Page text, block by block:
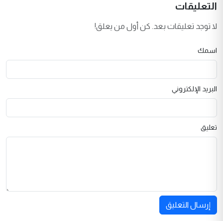
التعليقات
لا توجد تعليقات بعد. كن أول من يعلق!
اسمك
البريد الإلكتروني
تعليق
إرسال التعليق